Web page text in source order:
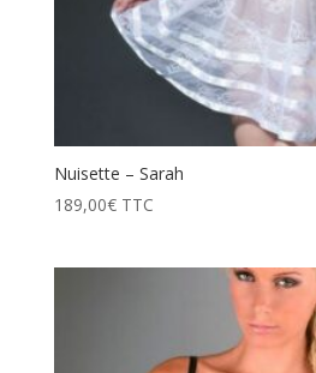
Nuisette – Sarah
189,00€ TTC